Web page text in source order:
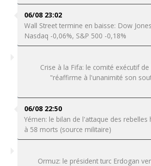
06/08 23:02
Wall Street termine en baisse: Dow
Nasdaq -0,06%, S&P 500 -0,18%
Crise à la Fifa: le comité exécutif de
"réaffirme à l'unanimité son
06/08 22:50
Yémen: le bilan de l'attaque des rebelles
à 58 morts (source militaire)
Ormuz: le président turc Erdogan